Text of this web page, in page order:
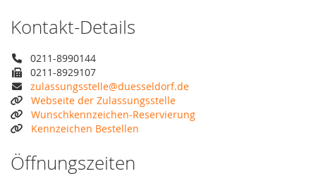
Kontakt-Details
0211-8990144
0211-8929107
zulassungsstelle@duesseldorf.de
Webseite der Zulassungsstelle
Wunschkennzeichen-Reservierung
Kennzeichen Bestellen
Öffnungszeiten